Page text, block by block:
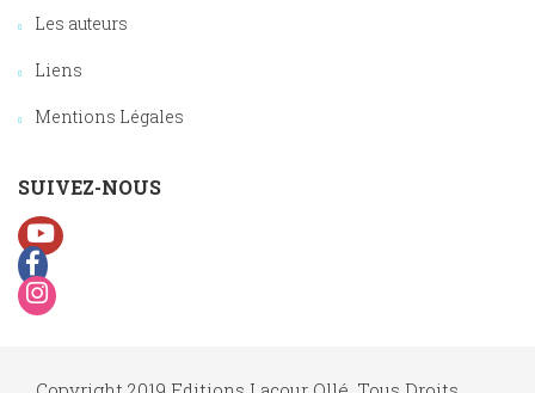
Les auteurs
Liens
Mentions Légales
SUIVEZ-NOUS